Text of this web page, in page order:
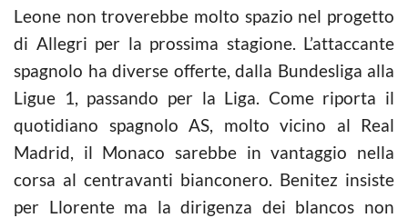
Leone non troverebbe molto spazio nel progetto
di Allegri per la prossima stagione. L’attaccante
spagnolo ha diverse offerte, dalla Bundesliga alla
Ligue 1, passando per la Liga. Come riporta il
quotidiano spagnolo AS, molto vicino al Real
Madrid, il Monaco sarebbe in vantaggio nella
corsa al centravanti bianconero. Benitez insiste
per Llorente ma la dirigenza dei blancos non